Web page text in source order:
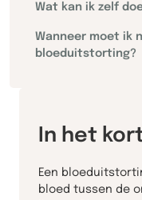
Wat kan ik zelf
Wanneer moet ik
bloeduitstorting?
In het
Een
bloed tussen de